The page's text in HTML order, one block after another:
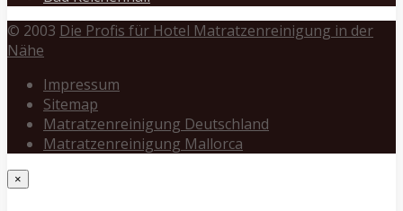
© 2003 Die Profis für Hotel Matratzenreinigung in der
Nähe
Impressum
Sitemap
Matratzenreinigung Deutschland
Matratzenreinigung Mallorca
×